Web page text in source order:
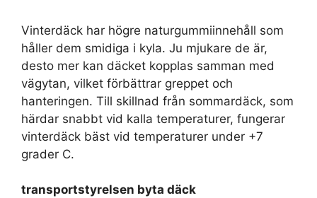
Vinterdäck har högre naturgummiinnehåll som
håller dem smidiga i kyla. Ju mjukare de är,
desto mer kan däcket kopplas samman med
vägytan, vilket förbättrar greppet och
hanteringen. Till skillnad från sommardäck, som
härdar snabbt vid kalla temperaturer, fungerar
vinterdäck bäst vid temperaturer under +7
grader C.
transportstyrelsen byta däck